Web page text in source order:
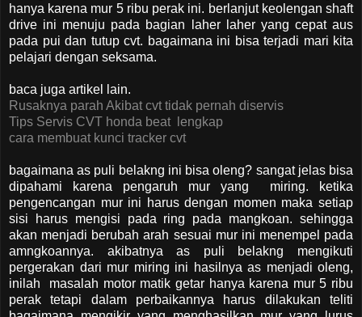
hanya karena mur 5 ribu perak ini. berlanjut keolengan shaft
drive ini menuju pada bagian laher laher yang cepat aus
pada pui dan tutup cvt. bagaimana ini bisa terjadi mari kita
pelajari dengan seksama.
baca juga artikel lain.
Rusaknya parah Akibat cvt tidak pernah diservis
Tips Servis CVT honda beat lengkap
cara membuat kunci tracker cvt
bagaimana as puli belakng ini bisa oleng? sangat jelas bisa
dipahami karena pengaruh mur yang miring. ketika
pengencangan mur ini harus dengan momen maka setiap
sisi harus mengisi pada ring pada mangkoan. sehingga
akan menjadi berubah arah sesuai mur ini menempel pada
amngkoannya. akibatnya as puli belakng mengikuti
pergerakan dari mur miring ini hasilnya as menjadi oleng,
inilah masalah motor matik getar hanya karena mur 5 ribu
perak tetapi dalam perbaikannya harus dilakukan teliti